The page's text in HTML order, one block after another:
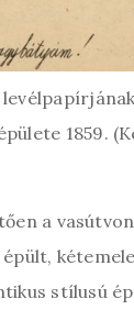
1859.
a
épült,
stílusú